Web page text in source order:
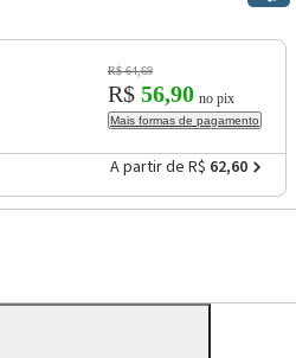
R$ 64,69
R$ 56,90 no pix
Mais formas de pagamento
A partir de R$ 62,60